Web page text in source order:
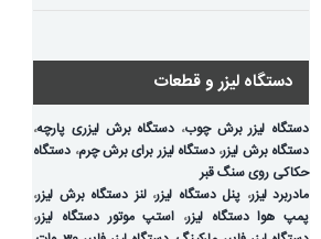
دستگاه لیزر و قطعات
دستگاه لیزر برش چوب، دستگاه برش لیزری پارچه،
دستگاه برش لیزر، دستگاه لیزر برای برش چرم، دستگاه
حکاکی روی سنگ قبر
مادربرد لیزر، پنل دستگاه لیزر،لنز دستگاه برش لیزر،
پمپ هوا دستگاه لیزر، استپ موتور دستگاه لیزر،